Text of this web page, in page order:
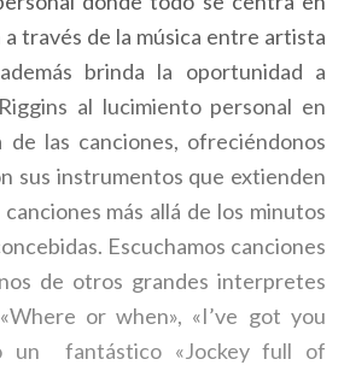
a través de la música entre artista
brinda la oportunidad a
al lucimiento personal en
las canciones, ofreciéndonos
sus instrumentos que extienden
más allá de los minutos
Escuchamos canciones
de otros grandes interpretes
or when», «I’ve got you
un fantástico «Jockey full of